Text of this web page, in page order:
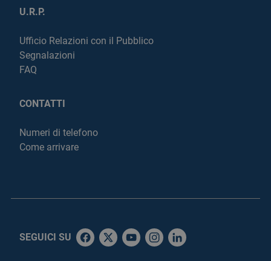
U.R.P.
Ufficio Relazioni con il Pubblico
Segnalazioni
FAQ
CONTATTI
Numeri di telefono
Come arrivare
SEGUICI SU